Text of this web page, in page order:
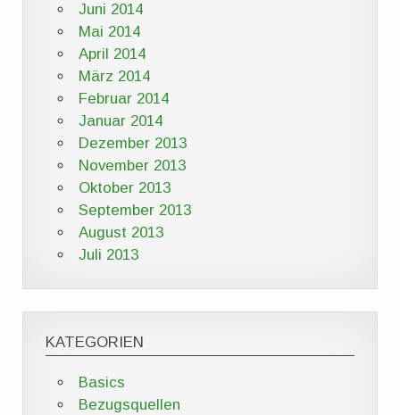
Juni 2014
Mai 2014
April 2014
März 2014
Februar 2014
Januar 2014
Dezember 2013
November 2013
Oktober 2013
September 2013
August 2013
Juli 2013
KATEGORIEN
Basics
Bezugsquellen